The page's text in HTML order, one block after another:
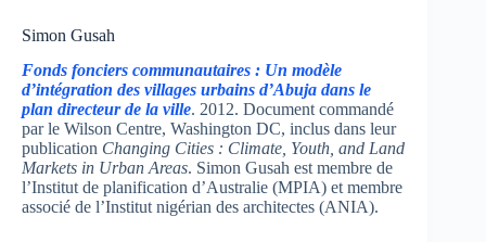
Simon Gusah
Fonds fonciers communautaires : Un modèle
d’intégration des villages urbains d’Abuja dans le
plan directeur de la ville. 2012. Document commandé
par le Wilson Centre, Washington DC, inclus dans leur
publication Changing Cities : Climate, Youth, and Land
Markets in Urban Areas. Simon Gusah est membre de
l’Institut de planification d’Australie (MPIA) et membre
associé de l’Institut nigérian des architectes (ANIA).